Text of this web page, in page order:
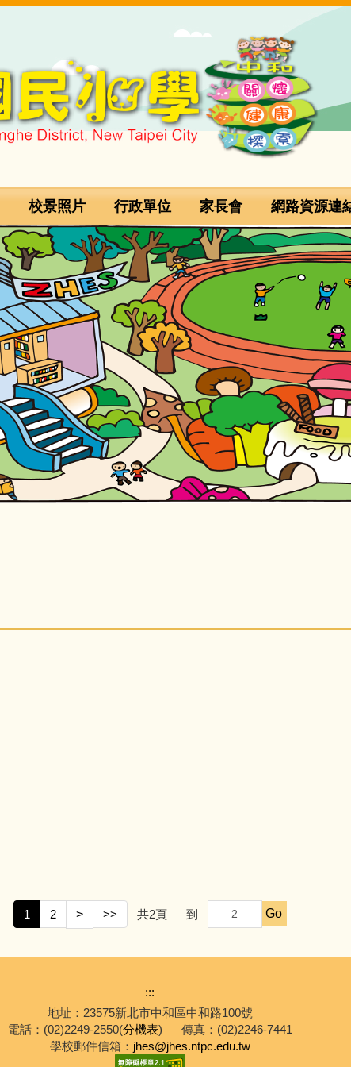
校景照片 行政單位 家長會 網路資源連
1 2 > >> 共2頁 到 Go
:::
地址：23575新北市中和區中和路100號
電話：(02)2249-2550(分機表)
傳真：(02)2246-7441
學校郵件信箱： jhes@jhes.ntpc.edu.tw